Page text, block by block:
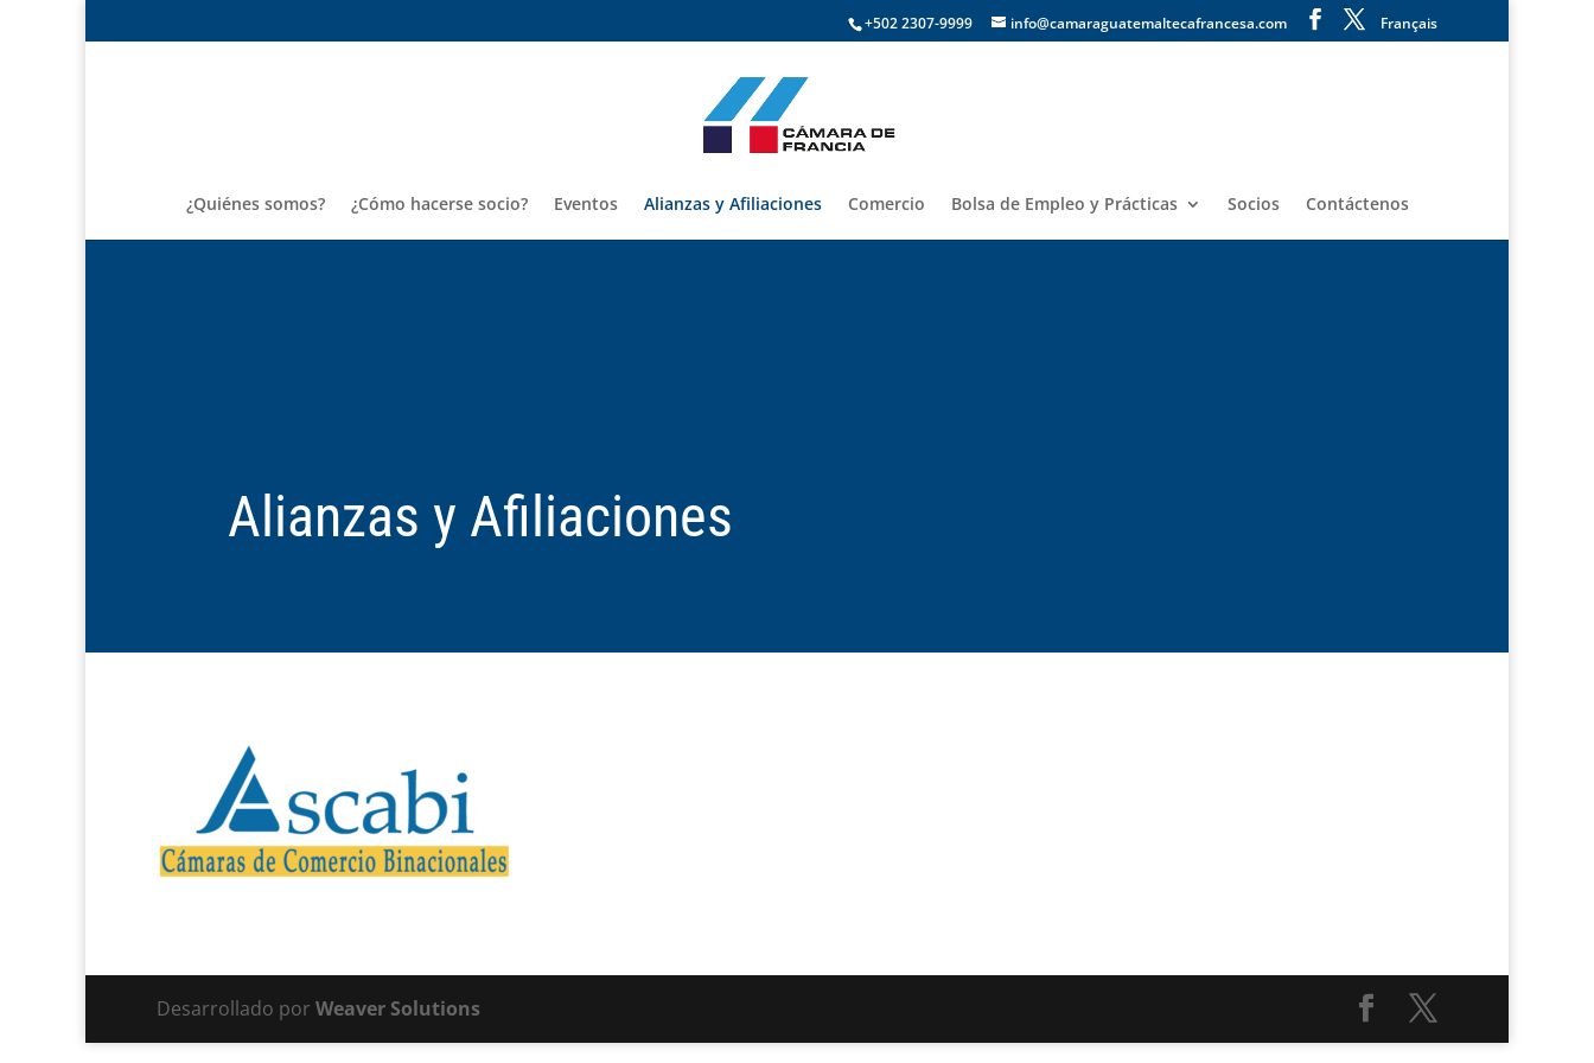
+502 2307-9999 info@camaraguatemaltecafrancesa.com Français
¿Quiénes somos? ¿Cómo hacerse socio? Eventos Alianzas y Afiliaciones Comercio Bolsa de Empleo y Prácticas Socios Contáctenos
Alianzas y Afiliaciones
Desarrollado por Weaver Solutions